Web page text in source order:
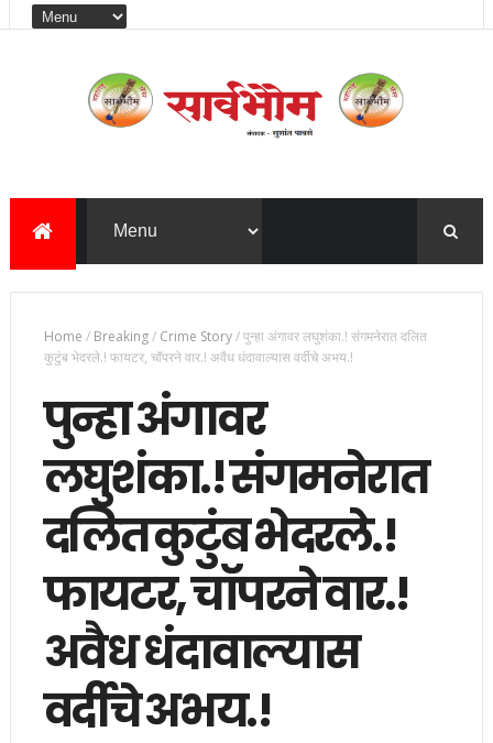
Home / Breaking/ Crime Story/पुन्हा अंगावर लघुशंका.! संगमनेरात दलित
कुटुंब भेदरले.! फायटर, चॉपरने वार.! अवैध धंदावाल्यास वर्दीचे अभय.!
पुन्हा अंगावर
लघुशंका.! संगमनेरात
दलित कुटुंब भेदरले.!
फायटर, चॉपरने वार.!
अवैध धंदावाल्यास
वर्दीचे अभय.!